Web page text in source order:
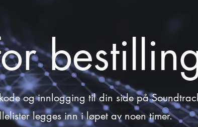
og innlogging til din side på
legges inn i løpet av noen timer.